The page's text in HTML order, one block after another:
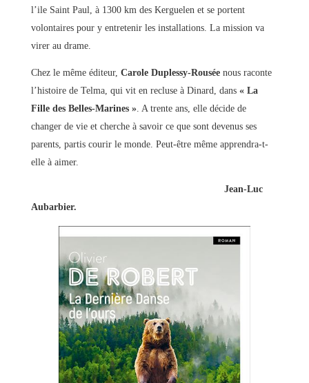
l’ile Saint Paul, à 1300 km des Kerguelen et se portent
volontaires pour y entretenir les installations. La mission va
virer au drame.
Chez le même éditeur, Carole Duplessy-Rousée nous raconte
l’histoire de Telma, qui vit en recluse à Dinard, dans « La
Fille des Belles-Marines ». A trente ans, elle décide de
changer de vie et cherche à savoir ce que sont devenus ses
parents, partis courir le monde. Peut-être même apprendra-t-
elle à aimer.
Jean-Luc
Aubarbier.